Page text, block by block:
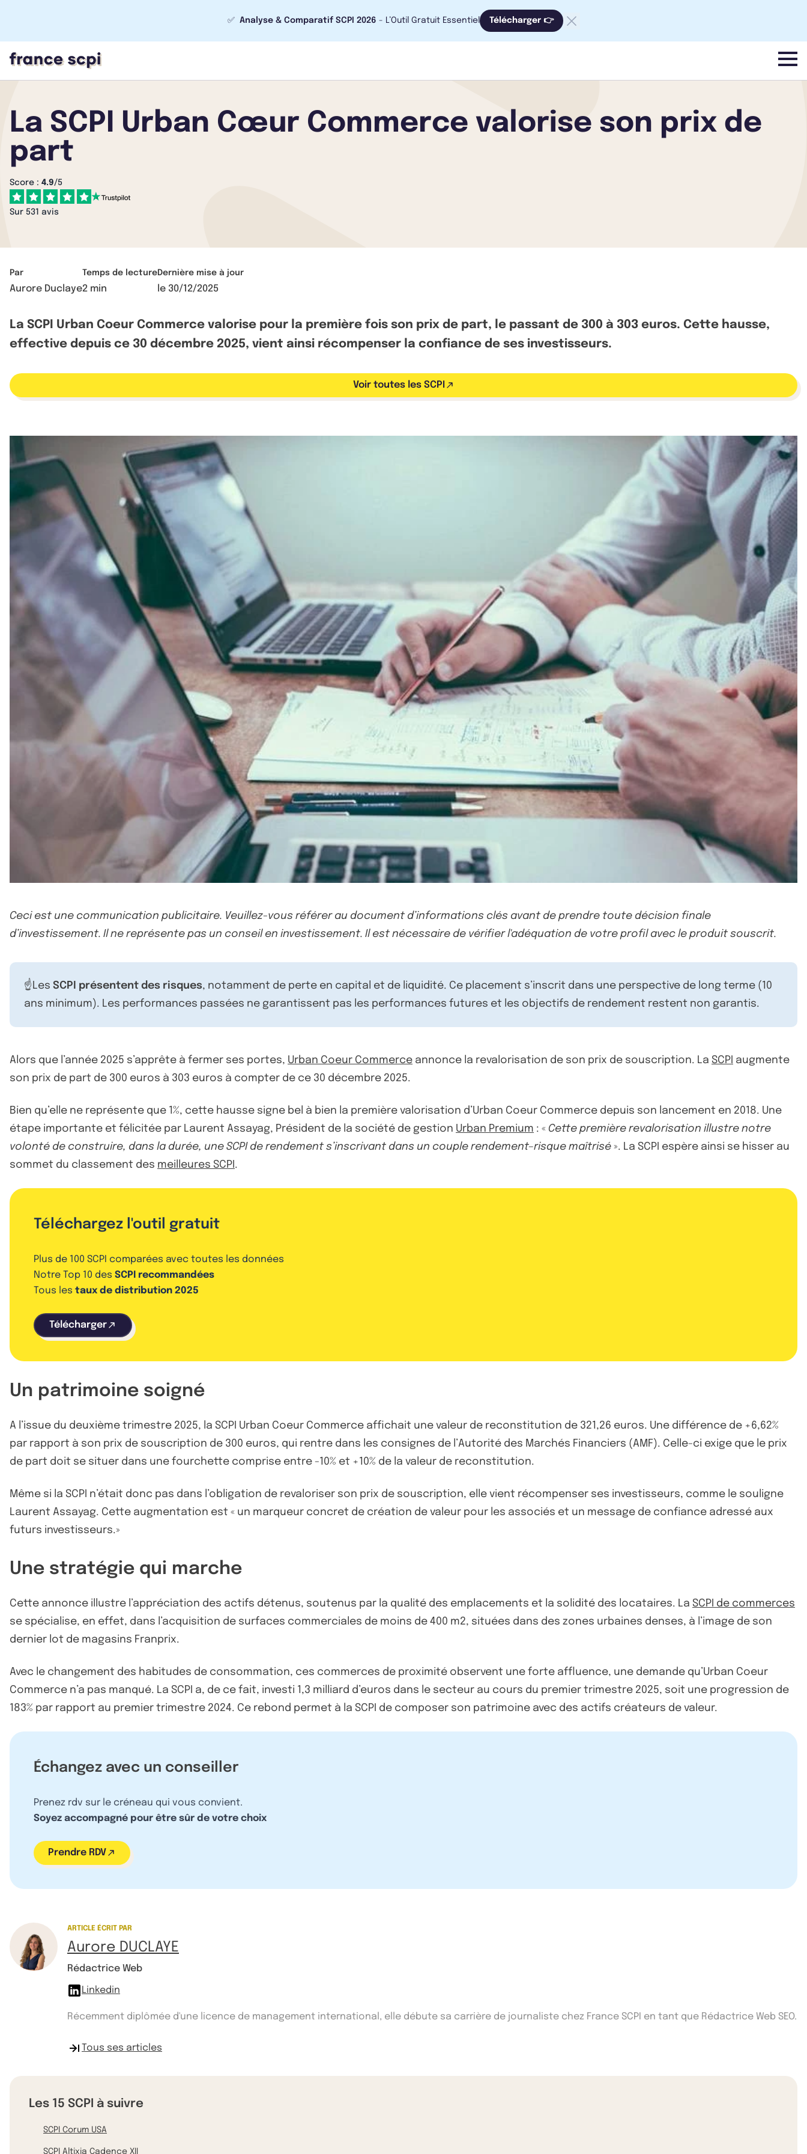
✅ Analyse & Comparatif SCPI 2026 - L’Outil Gratuit Essentiel Télécharger 👉
menu
La SCPI Urban Cœur Commerce valorise son prix de
part
Score : 4.9/5
Sur 531 avis
Par
Aurore Duclaye
Temps de lecture
2 min
Dernière mise à jour
le 30/12/2025
La SCPI Urban Coeur Commerce valorise pour la première fois son prix de part, le passant de 300 à 303 euros. Cette hausse,
effective depuis ce 30 décembre 2025, vient ainsi récompenser la confiance de ses investisseurs.
Voir toutes les SCPI
Ceci est une communication publicitaire. Veuillez-vous référer au document d’informations clés avant de prendre toute décision finale
d’investissement. Il ne représente pas un conseil en investissement. Il est nécessaire de vérifier l'adéquation de votre profil avec le produit souscrit.
☝️Les SCPI présentent des risques, notamment de perte en capital et de liquidité. Ce placement s’inscrit dans une perspective de long terme (10
ans minimum). Les performances passées ne garantissent pas les performances futures et les objectifs de rendement restent non garantis.
Alors que l’année 2025 s’apprête à fermer ses portes, Urban Coeur Commerce annonce la revalorisation de son prix de souscription. La SCPI augmente
son prix de part de 300 euros à 303 euros à compter de ce 30 décembre 2025.
Bien qu’elle ne représente que 1%, cette hausse signe bel à bien la première valorisation d’Urban Coeur Commerce depuis son lancement en 2018. Une
étape importante et félicitée par Laurent Assayag, Président de la société de gestion Urban Premium : « Cette première revalorisation illustre notre
volonté de construire, dans la durée, une SCPI de rendement s’inscrivant dans un couple rendement–risque maîtrisé ». La SCPI espère ainsi se hisser au
sommet du classement des meilleures SCPI .
Téléchargez l'outil gratuit
Plus de 100 SCPI comparées avec toutes les données
Notre Top 10 des SCPI recommandées
Tous les taux de distribution 2025
Télécharger
Un patrimoine soigné
A l’issue du deuxième trimestre 2025, la SCPI Urban Coeur Commerce affichait une valeur de reconstitution de 321,26 euros. Une différence de +6,62%
par rapport à son prix de souscription de 300 euros, qui rentre dans les consignes de l’Autorité des Marchés Financiers (AMF). Celle-ci exige que le prix
de part doit se situer dans une fourchette comprise entre -10% et +10% de la valeur de reconstitution.
Même si la SCPI n’était donc pas dans l’obligation de revaloriser son prix de souscription, elle vient récompenser ses investisseurs, comme le souligne
Laurent Assayag. Cette augmentation est « un marqueur concret de création de valeur pour les associés et un message de confiance adressé aux
futurs investisseurs.»
Une stratégie qui marche
Cette annonce illustre l’appréciation des actifs détenus, soutenus par la qualité des emplacements et la solidité des locataires. La SCPI de commerces
se spécialise, en effet, dans l’acquisition de surfaces commerciales de moins de 400 m2, situées dans des zones urbaines denses, à l’image de son
dernier lot de magasins Franprix.
Avec le changement des habitudes de consommation, ces commerces de proximité observent une forte affluence, une demande qu’Urban Coeur
Commerce n’a pas manqué. La SCPI a, de ce fait, investi 1,3 milliard d’euros dans le secteur au cours du premier trimestre 2025, soit une progression de
183% par rapport au premier trimestre 2024. Ce rebond permet à la SCPI de composer son patrimoine avec des actifs créateurs de valeur.
Échangez avec un conseiller
Prenez rdv sur le créneau qui vous convient.
Soyez accompagné pour être sûr de votre choix
Prendre RDV
ARTICLE ÉCRIT PAR
Aurore DUCLAYE
Rédactrice Web
Linkedin
Récemment diplômée d'une licence de management international, elle débute sa carrière de journaliste chez France SCPI en tant que Rédactrice Web SEO.
Tous ses articles
Les 15 SCPI à suivre
SCPI Corum USA
SCPI Altixia Cadence XII